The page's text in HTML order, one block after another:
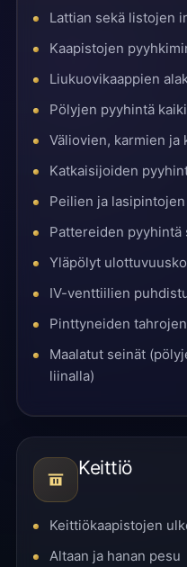
Lattian sekä listojen
Kaapistojen
Liukuovikaappien
Pölyjen pyyhintä
Väliovien, karmien ja
Katkaisijoiden
Peilien ja
Pattereiden
Yläpölyt
IV-venttiilien
Pinttyneiden
Maalatut seinät
liinalla)
Keittiö
Keittiökaapistojen
Altaan ja hanan pesu